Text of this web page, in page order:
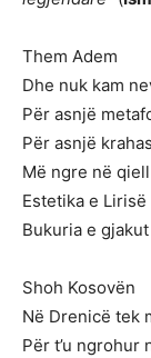
Them Adem
Dhe nuk kam
Për asnjë
Për asnjë
Më ngre në qiell
Estetika e Lirisë
Bukuria e
Shoh Kosovën
Në Drenicë tek
Për t’u ngrohur